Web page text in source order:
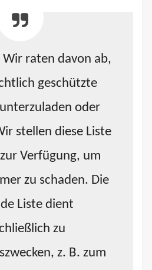
Wir raten davon ab,
geschützte
oder
stellen diese Liste
Verfügung, um
zu schaden. Die
Liste dient
zu
z. B. zum